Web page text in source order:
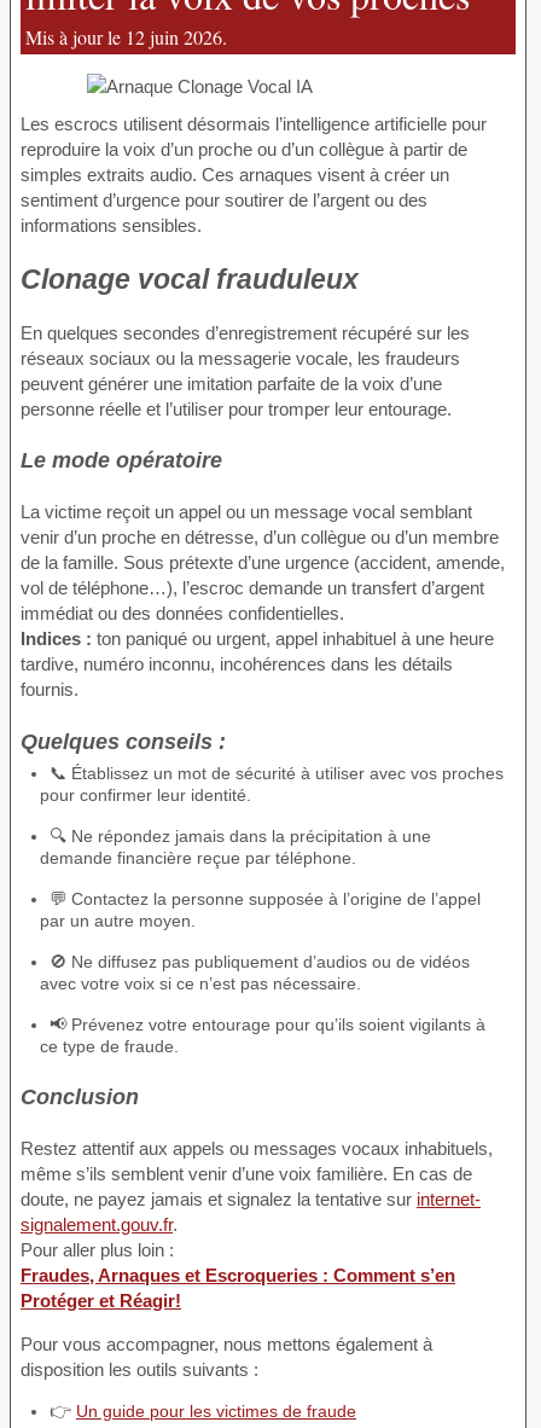
Mis à jour le 12 juin 2026.
Les escrocs utilisent désormais l’intelligence artificielle pour
reproduire la voix d’un proche ou d’un collègue à partir de
simples extraits audio. Ces arnaques visent à créer un
sentiment d’urgence pour soutirer de l’argent ou des
informations sensibles.
Clonage vocal frauduleux
En quelques secondes d’enregistrement récupéré sur les
réseaux sociaux ou la messagerie vocale, les fraudeurs
peuvent générer une imitation parfaite de la voix d’une
personne réelle et l’utiliser pour tromper leur entourage.
Le mode opératoire
La victime reçoit un appel ou un message vocal semblant
venir d’un proche en détresse, d’un collègue ou d’un membre
de la famille. Sous prétexte d’une urgence (accident, amende,
vol de téléphone…), l’escroc demande un transfert d’argent
immédiat ou des données confidentielles.
Indices : ton paniqué ou urgent, appel inhabituel à une heure
tardive, numéro inconnu, incohérences dans les détails
fournis.
Quelques conseils :
📞 Établissez un mot de sécurité à utiliser avec vos proches
pour confirmer leur identité.
🔍 Ne répondez jamais dans la précipitation à une
demande financière reçue par téléphone.
💬 Contactez la personne supposée à l’origine de l’appel
par un autre moyen.
🚫 Ne diffusez pas publiquement d’audios ou de vidéos
avec votre voix si ce n’est pas nécessaire.
📢 Prévenez votre entourage pour qu’ils soient vigilants à
ce type de fraude.
Conclusion
Restez attentif aux appels ou messages vocaux inhabituels,
même s’ils semblent venir d’une voix familière. En cas de
doute, ne payez jamais et signalez la tentative sur internet-
signalement.gouv.fr.
Pour aller plus loin :
Fraudes, Arnaques et Escroqueries : Comment s’en
Protéger et Réagir!
Pour vous accompagner, nous mettons également à
disposition les outils suivants :
👉 Un guide pour les victimes de fraude